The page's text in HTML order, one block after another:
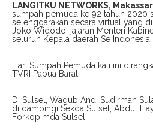
LANGITKU NETWORKS, Makassar
sumpah pemuda ke 92 tahun 2020
selenggarakan secara virtual yang
Joko Widodo, jajaran Menteri
seluruh Kepala daerah Se
Hari Sumpah Pemuda kali ini
TVRI Papua Barat.
Di Sulsel, Wagub Andi Sudirman
di dampingi Sekda Sulsel, Abdul
Forkopimda Sulsel.